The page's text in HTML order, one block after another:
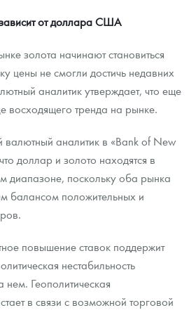
от доллара США
золота начинают становиться
цены не смогли достичь недавних
аналитик утверждает, что еще
восходящего тренда на рынке.
аналитик в «Bank of New
доллар и золото находятся в
диапазоне, поскольку оба рынка
балансом положительных и
повышение ставок поддержит
нестабильность
нем. Геополитическая
в связи с возможной торговой